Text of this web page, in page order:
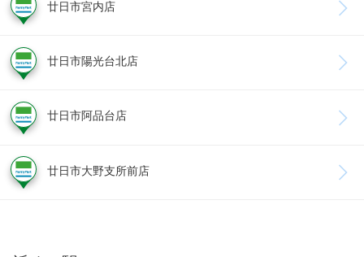
廿日市宮内店
廿日市陽光台北店
廿日市阿品台店
廿日市大野支所前店